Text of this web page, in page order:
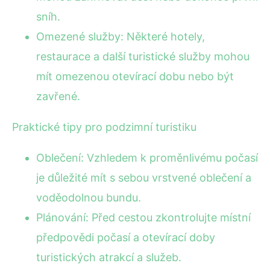
sníh.
Omezené služby: Některé hotely,
restaurace a další turistické služby mohou
mít omezenou otevírací dobu nebo být
zavřené.
Praktické tipy pro podzimní turistiku
Oblečení: Vzhledem k proměnlivému počasí
je důležité mít s sebou vrstvené oblečení a
voděodolnou bundu.
Plánování: Před cestou zkontrolujte místní
předpovědi počasí a otevírací doby
turistických atrakcí a služeb.